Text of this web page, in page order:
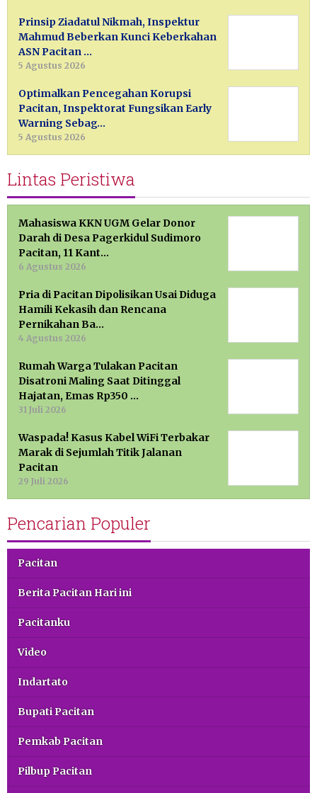
Prinsip Ziadatul Nikmah, Inspektur
Mahmud Beberkan Kunci Keberkahan
ASN Pacitan …
5 Agustus 2026
Optimalkan Pencegahan Korupsi
Pacitan, Inspektorat Fungsikan Early
Warning Sebag…
5 Agustus 2026
Lintas Peristiwa
Mahasiswa KKN UGM Gelar Donor
Darah di Desa Pagerkidul Sudimoro
Pacitan, 11 Kant…
6 Agustus 2026
Pria di Pacitan Dipolisikan Usai Diduga
Hamili Kekasih dan Rencana
Pernikahan Ba…
4 Agustus 2026
Rumah Warga Tulakan Pacitan
Disatroni Maling Saat Ditinggal
Hajatan, Emas Rp350 …
31 Juli 2026
Waspada! Kasus Kabel WiFi Terbakar
Marak di Sejumlah Titik Jalanan
Pacitan
29 Juli 2026
Pencarian Populer
Pacitan
Berita Pacitan Hari ini
Pacitanku
Video
Indartato
Bupati Pacitan
Pemkab Pacitan
Pilbup Pacitan